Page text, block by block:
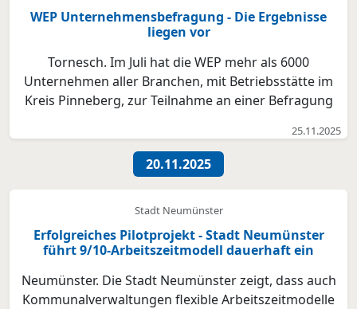
WEP Unternehmensbefragung - Die Ergebnisse
liegen vor
Tornesch. Im Juli hat die WEP mehr als 6000
Unternehmen aller Branchen, mit Betriebsstätte im
Kreis Pinneberg, zur Teilnahme an einer Befragung
auf den Bedarf der Unternehmen auszurichten. Zur
Gewährung der Neutralität hat die WEP hierzu mit
der CI...
25.11.2025
20.11.2025
Stadt Neumünster
Erfolgreiches Pilotprojekt - Stadt Neumünster
führt 9/10-Arbeitszeitmodell dauerhaft ein
Neumünster. Die Stadt Neumünster zeigt, dass auch
Kommunalverwaltungen flexible Arbeitszeitmodelle